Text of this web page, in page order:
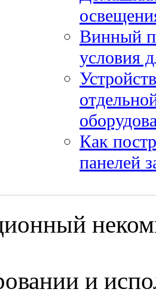
Винный
условия
Как
панелей
и